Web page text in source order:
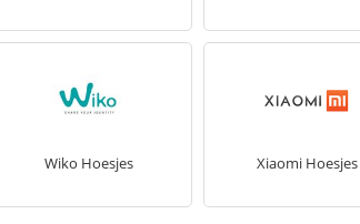
Wiko Hoesjes Xiaomi Hoesjes